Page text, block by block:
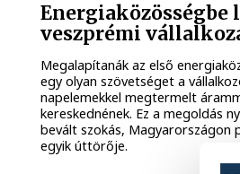
Energiaközösségbe
veszprémi
Megalapítanák az első
egy olyan szövetséget a
napelemekkel megtermelt
kereskednének. Ez a megoldás
bevált szokás, Magyarországon
egyik úttörője.